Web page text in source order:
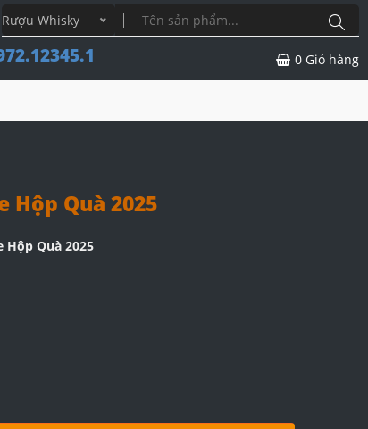
Rượu Whisky
0 Giỏ hàng
Hộp Quà 2025
Hộp Quà 2025